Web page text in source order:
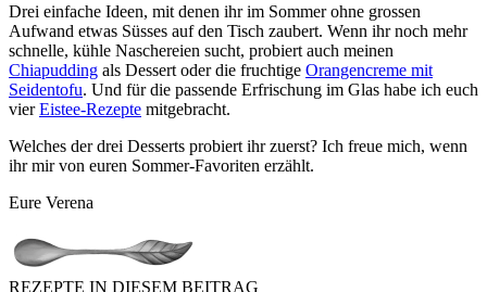
Drei einfache Ideen, mit denen ihr im Sommer ohne grossen
Aufwand etwas Süsses auf den Tisch zaubert. Wenn ihr noch mehr
schnelle, kühle Naschereien sucht, probiert auch meinen
Chiapudding als Dessert oder die fruchtige Orangencreme mit
Seidentofu. Und für die passende Erfrischung im Glas habe ich euch
vierEistee-Rezepte mitgebracht.
Welches der drei Desserts probiert ihr zuerst? Ich freue mich, wenn
ihr mir von euren Sommer-Favoriten erzählt.
Eure Verena
REZEPTE IN DIESEM BEITRAG